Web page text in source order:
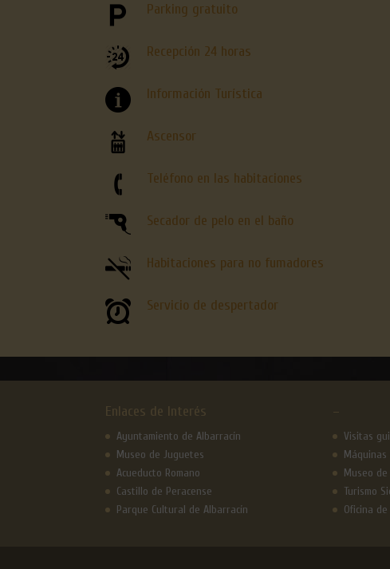
Parking gratuito
Recepción 24 horas
Información Turística
Ascensor
Teléfono en las habitaciones
Secador de pelo en el baño
Habitaciones para no fumadores
Servicio de despertador
Enlaces de Interés
Ayuntamiento de Albarracín
Museo de Juguetes
Acueducto Romano
Castillo de Peracense
Parque Cultural de Albarracín
–
Visitas
Museo de
Turismo
Oficina